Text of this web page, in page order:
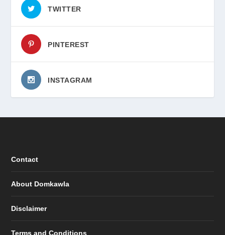
TWITTER
PINTEREST
INSTAGRAM
Contact
About Domkawla
Disclaimer
Terms and Conditions